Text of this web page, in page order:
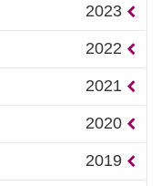
2023
2022
2021
2020
2019